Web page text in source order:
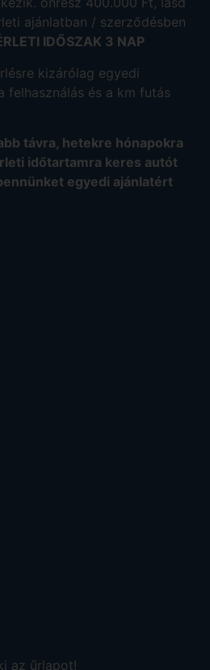
ajánlatban / szerződésben
IDŐSZAK 3 NAP
kizárólag egyedi
felhasználás és a km futás
távra, hetekre hónapokra
időtartamra keres autót
egyedi ajánlatért
az űrlapot!